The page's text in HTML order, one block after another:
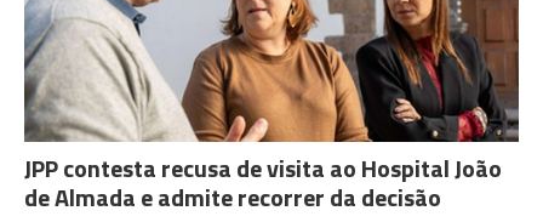
JPP contesta recusa de visita ao Hospital João
de Almada e admite recorrer da decisão